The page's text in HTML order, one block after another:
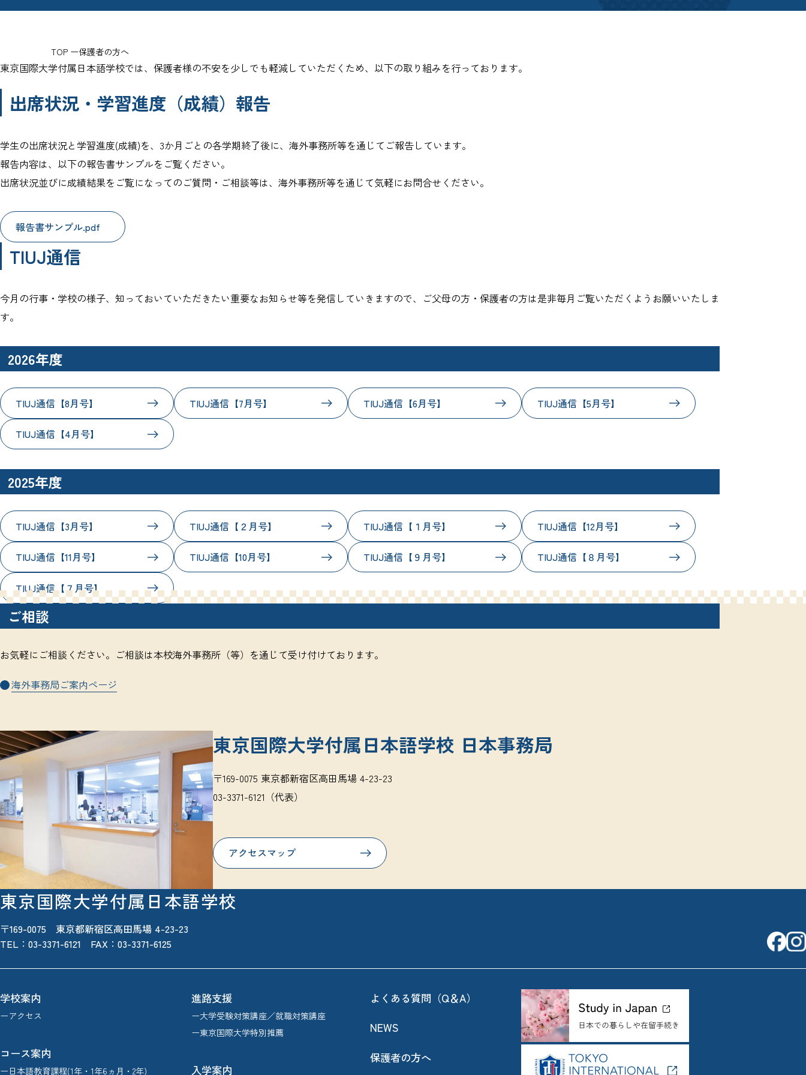
TOP 保護者の方へ
東京国際大学付属日本語学校では、保護者様の不安を少しでも軽減していただくため、以下の取り組みを行っております。
出席状況・学習進度（成績）報告
学生の出席状況と学習進度(成績)を、3か月ごとの各学期終了後に、海外事務所等を通じてご報告しています。
報告内容は、以下の報告書サンプルをご覧ください。
出席状況並びに成績結果をご覧になってのご質問・ご相談等は、海外事務所等を通じて気軽にお問合せください。
報告書サンプル.pdf
TIUJ通信
今月の行事・学校の様子、知っておいていただきたい重要なお知らせ等を発信していきますので、ご父母の方・保護者の方は是非毎月ご覧いただくようお願いいたしま
す。
2026年度
TIUJ通信【8月号】 TIUJ通信【7月号】 TIUJ通信【6月号】 TIUJ通信【5月号】
TIUJ通信【4月号】
2025年度
TIUJ通信【3月号】 TIUJ通信【２月号】 TIUJ通信【１月号】 TIUJ通信【12月号】
TIUJ通信【11月号】 TIUJ通信【10月号】 TIUJ通信【９月号】 TIUJ通信【８月号】
TIUJ通信【７月号】
ご相談
お気軽にご相談ください。ご相談は本校海外事務所（等）を通じて受け付けております。
海外事務局ご案内ページ
東京国際大学付属日本語学校 日本事務局
〒169-0075 東京都新宿区高田馬場 4-23-23
03-3371-6121（代表）
アクセスマップ
東京国際大学付属日本語学校
〒169-0075 東京都新宿区高田馬場 4-23-23
TEL： 03-3371-6121 FAX：03-3371-6125
学校案内
ーアクセス
コース案内
ー日本語教育課程(1年・1年6ヵ月・2年)
進路支援
ー大学受験対策講座／就職対策講座
ー東京国際大学特別推薦
入学案内
よくある質問（Q＆A）
NEWS
保護者の方へ